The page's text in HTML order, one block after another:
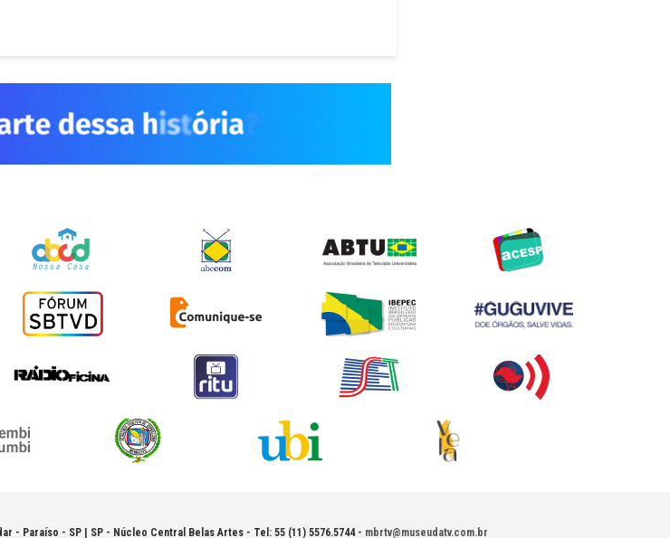
- Paraíso - SP | SP - Núcleo Central Belas Artes - Tel: 55 (11) 5576.5744 - mbrtv@museudatv.com.br